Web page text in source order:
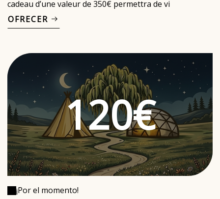
cadeau d’une valeur de 350€ permettra de vi
OFRECER
120€
¡Por el momento!